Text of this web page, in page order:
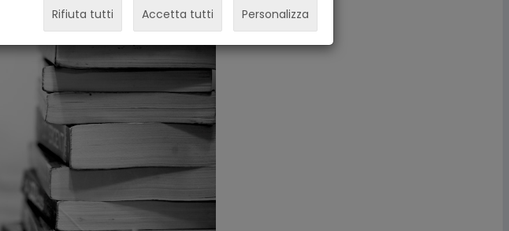
Rifiuta tutti Accetta tutti Personalizza